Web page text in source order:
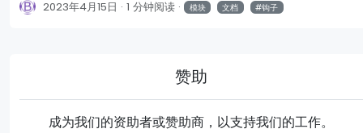
2023年4月15日 1 分钟阅读 模块 文档 钩子
赞助
成为我们的资助者或赞助商，以支持我们的工作。